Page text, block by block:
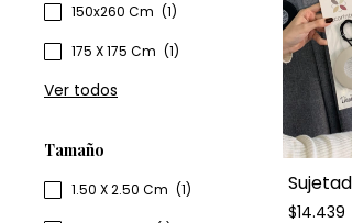
150x260 Cm (1)
175 X 175 Cm (1)
Ver todos
Tamaño
1.50 X 2.50 Cm (1)
$14.439